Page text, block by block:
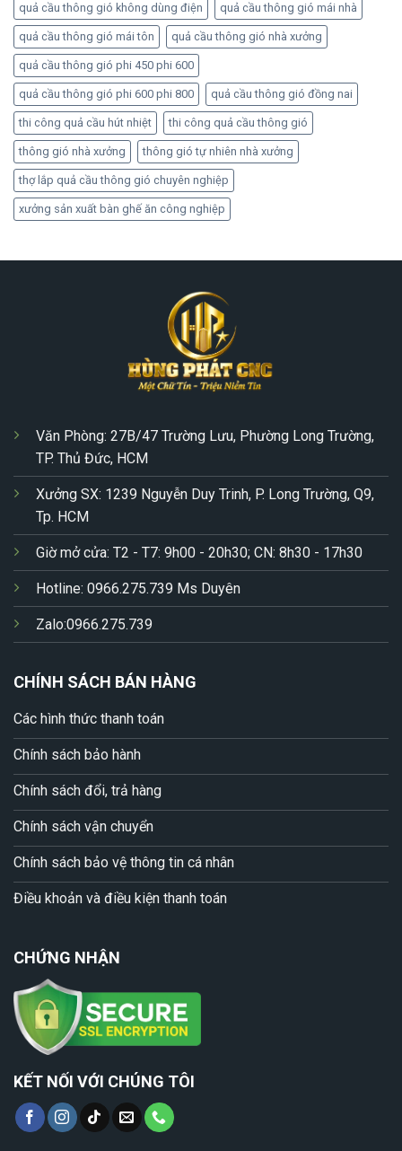
quả cầu thông gió không dùng điện quả cầu thông gió mái nhà
quả cầu thông gió mái tôn quả cầu thông gió nhà xưởng
quả cầu thông gió phi 450 phi 600
quả cầu thông gió phi 600 phi 800 quả cầu thông gió đồng nai
thi công quả cầu hút nhiệt thi công quả cầu thông gió
thông gió nhà xưởng thông gió tự nhiên nhà xưởng
thợ lắp quả cầu thông gió chuyên nghiệp
xưởng sản xuất bàn ghế ăn công nghiệp
Văn Phòng: 27B/47 Trường Lưu, Phường Long Trường,
TP. Thủ Đức, HCM
Xưởng SX: 1239 Nguyễn Duy Trinh, P. Long Trường, Q9,
Tp. HCM
Giờ mở cửa: T2 - T7: 9h00 - 20h30; CN: 8h30 - 17h30
Hotline: 0966.275.739 Ms Duyên
Zalo:0966.275.739
CHÍNH SÁCH BÁN HÀNG
Các hình thức thanh toán
Chính sách bảo hành
Chính sách đổi, trả hàng
Chính sách vận chuyển
Chính sách bảo vệ thông tin cá nhân
Điều khoản và điều kiện thanh toán
CHỨNG NHẬN
KẾT NỐI VỚI CHÚNG TÔI